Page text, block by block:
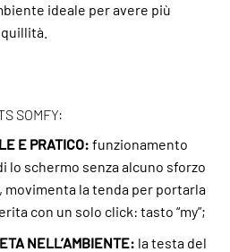
ideale per avere più
SOMFY:
E PRATICO: funzionamento
lo schermo senza alcuno sforzo
movimenta la tenda per portarla
con un solo click: tasto “my”;
NELL’AMBIENTE: la testa del